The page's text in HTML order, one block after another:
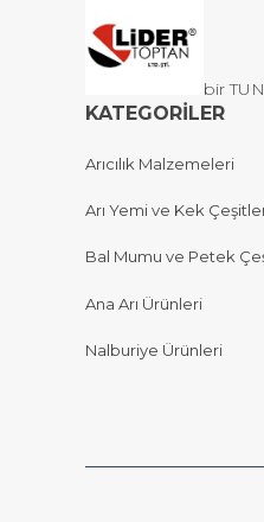
bir
KATEGORİLER
Arıcılık Malzemeleri
Arı Yemi ve Kek
Bal Mumu ve Petek
Ana Arı Ürünleri
Nalburiye Ürünleri